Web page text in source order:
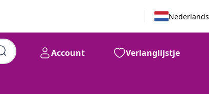
Nederlands
Account Verlanglijstje